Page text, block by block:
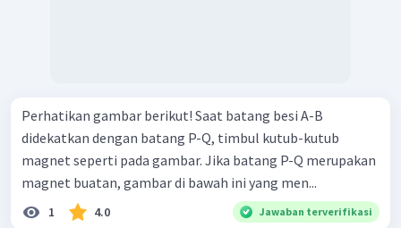
Perhatikan gambar berikut! Saat batang besi A-B
didekatkan dengan batang P-Q, timbul kutub-kutub
magnet seperti pada gambar. Jika batang P-Q merupakan
magnet buatan, gambar di bawah ini yang men...
1 4.0 Jawaban terverifikasi